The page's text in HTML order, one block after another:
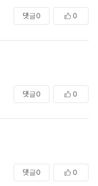
댓글0 0
댓글0 0
댓글0 0